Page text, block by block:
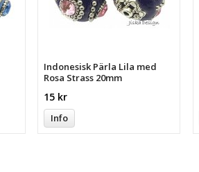
Indonesisk Pärla Lila med
Rosa Strass 20mm
15 kr
Info